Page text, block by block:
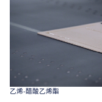
乙烯-醋酸乙烯酯